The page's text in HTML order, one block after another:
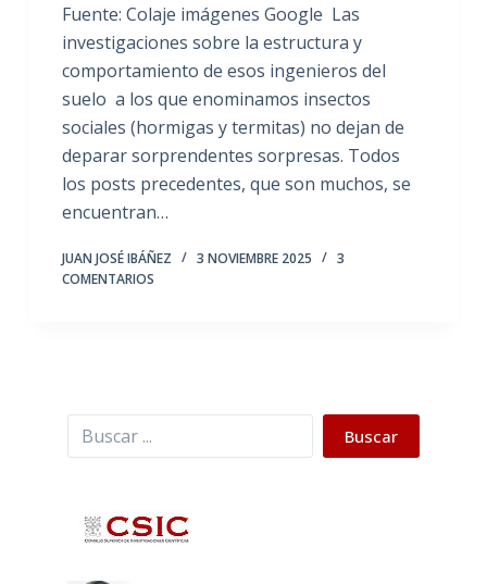
Fuente: Colaje imágenes Google Las
investigaciones sobre la estructura y
comportamiento de esos ingenieros del
suelo a los que enominamos insectos
sociales (hormigas y termitas) no dejan de
deparar sorprendentes sorpresas. Todos
los posts precedentes, que son muchos, se
encuentran…
JUAN JOSÉ IBÁÑEZ 3 NOVIEMBRE 2025
3
COMENTARIOS
Buscar Buscar